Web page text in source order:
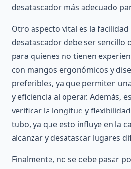
desatascador más adecuado
Otro aspecto vital es la facilidad
desatascador debe ser sencillo
para quienes no tienen
con mangos ergonómicos y
preferibles, ya que permiten
y eficiencia al operar. Además,
verificar la longitud y
tubo, ya que esto influye en la
alcanzar y desatascar lugares
Finalmente, no se debe pasar